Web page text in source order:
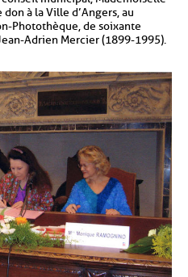
à la Ville d’Angers, au
Photothèque, de soixante
Adrien Mercier (1899-1995).